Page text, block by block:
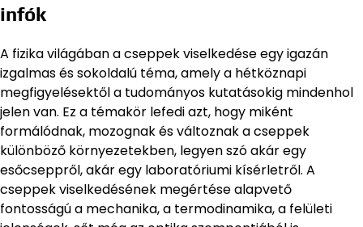
infók
A fizika világában a cseppek viselkedése egy igazán
izgalmas és sokoldalú téma, amely a hétköznapi
megfigyelésektől a tudományos kutatásokig mindenhol
jelen van. Ez a témakör lefedi azt, hogy miként
formálódnak, mozognak és változnak a cseppek
különböző környezetekben, legyen szó akár egy
esőcseppről, akár egy laboratóriumi kísérletről. A
cseppek viselkedésének megértése alapvető
fontosságú a mechanika, a termodinamika, a felületi